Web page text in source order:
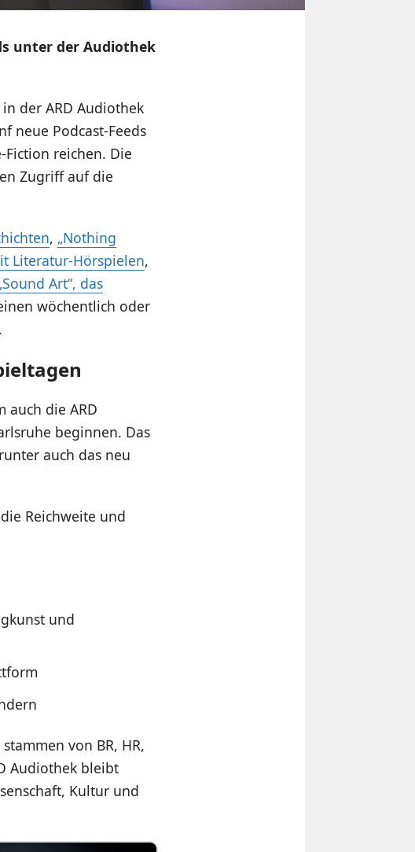
unter der Audiothek
der ARD Audiothek
neue Podcast-Feeds
reichen. Die
Zugriff auf die
, „Nothing
Literatur-Hörspielen,
Art“, das
wöchentlich oder
auch die ARD
beginnen. Das
auch das neu
Reichweite und
und
von BR, HR,
Audiothek bleibt
Kultur und